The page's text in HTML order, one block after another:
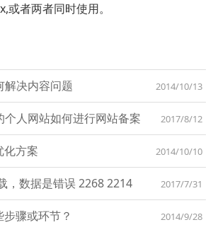
者两者同时使用。
解决内容问题 2014/10/13
人网站如何进行网站备案 2017/8/12
化方案 2014/10/10
，数据是错误 2268 2214 2017/7/31
骤或环节？ 2014/9/28